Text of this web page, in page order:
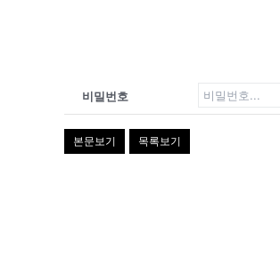
비밀번호
본문보기 목록보기